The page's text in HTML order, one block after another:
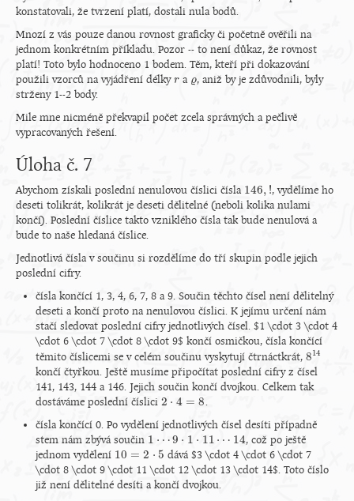
konstatovali, že tvrzení platí, dostali nula bodů.
Mnozí z vás pouze danou rovnost graficky či početně ověřili na
jednom konkrétním příkladu. Pozor -- to není důkaz, že rovnost
platí! Toto bylo hodnoceno 1 bodem. Těm, kteří při dokazování
použili vzorců na vyjádření délky r
ra ϱ
ϱ, aniž by je zdůvodnili, byly
strženy 1--2 body.
Mile mne nicméně překvapil počet zcela správných a pečlivě
vypracovaných řešení.
Úloha č. 7
Abychom získali poslední nenulovou číslici čísla 146, !
146,! , vydělíme ho
deseti tolikrát, kolikrát je deseti dělitelné (neboli kolika nulami
končí). Poslední číslice takto vzniklého čísla tak bude nenulová a
bude to naše hledaná číslice.
Jednotlivá čísla v součinu si rozdělíme do tří skupin podle jejich
poslední cifry.
čísla končící 1, 3, 4, 6, 7, 8 a 9. Součin těchto čísel není dělitelný
deseti a končí proto na nenulovou číslici. K jejímu určení nám
stačí sledovat poslední cifry jednotlivých čísel. $1 \cdot 3 \cdot 4
\cdot 6 \cdot 7 \cdot 8 \cdot 9$ končí osmičkou, čísla končící
těmito číslicemi se v celém součinu vyskytují čtrnáctkrát, 814
814
končí čtyřkou. Ještě musíme připočítat poslední cifry z čísel
141, 143, 144 a 146. Jejich součin končí dvojkou. Celkem tak
dostáváme poslední číslici 2 ⋅ 4 = 8
2 4 =8
.
čísla končící 0. Po vydělení jednotlivých čísel desíti případně
stem nám zbývá součin 1 ⋯9 ⋅ 1 ⋅ 11 ⋯ 14
1 ⋯9⋅1 11⋯ 14
, což po ještě
jednom vydělení 10 = 2 ⋅ 5
10= 2⋅ 5
dává $3 \cdot 4 \cdot 6 \cdot 7
\cdot 8 \cdot 9 \cdot 11 \cdot 12 \cdot 13 \cdot 14$. Toto číslo
již není dělitelné desíti a končí dvojkou.